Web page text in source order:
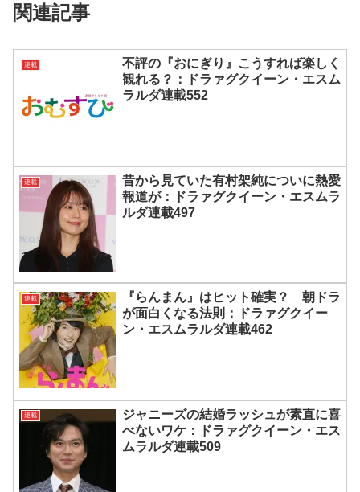
関連記事
連載
不評の『おにぎり』こうすれば楽しく
観れる？：ドラァグクイーン・エスム
ラルダ連載552
連載
昔から見ていた有村架純についに熱愛
報道が：ドラァグクイーン・エスムラ
ルダ連載497
連載
『らんまん』はヒット確実？ 朝ドラ
が面白くなる法則：ドラァグクイー
ン・エスムラルダ連載462
連載
ジャニーズの結婚ラッシュが素直に喜
べないワケ：ドラァグクイーン・エス
ムラルダ連載509